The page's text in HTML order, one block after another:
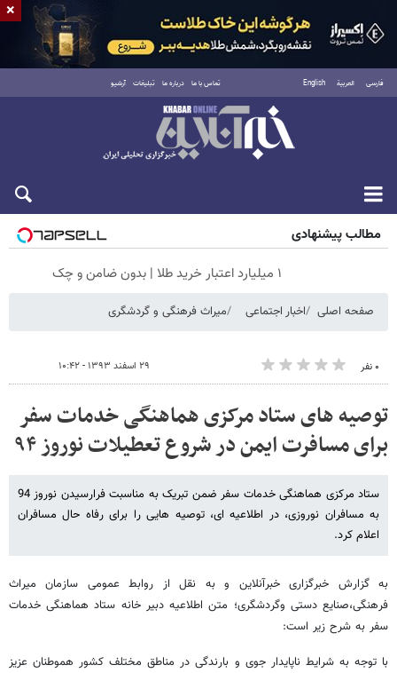
فارسی العربية English تماس با ما درباره ما تبلیغات آرشیو
شنبه ۱۷ مرداد ۱۴۰۵
مطالب پیشنهادی
۱ میلیارد اعتبار خرید طلا | بدون ضامن و چک
صفحه اصلی اخبار اجتماعی میراث فرهنگی و گردشگری
۰ نفر ۲۹ اسفند ۱۳۹۳ - ۱۰:۴۲
توصیه های ستاد مرکزی هماهنگی خدمات سفر
برای مسافرت ایمن در شروع تعطیلات نوروز ۹۴
ستاد مرکزی هماهنگی خدمات سفر ضمن تبریک به مناسبت فرارسیدن نوروز 94
به مسافران نوروزی، در اطلاعیه ای، توصیه هایی را برای رفاه حال مسافران
اعلام کرد.
به گزارش خبرگزاری خبرآنلاین و به نقل از روابط عمومی سازمان میراث
فرهنگی،صنایع دستی وگردشگری؛ متن اطلاعیه دبیر خانه ستاد هماهنگی خدمات
سفر به شرح زیر است:
با توجه به شرایط ناپایدار جوی و بارندگی در مناطق مختلف کشور هموطنان عزیز
×